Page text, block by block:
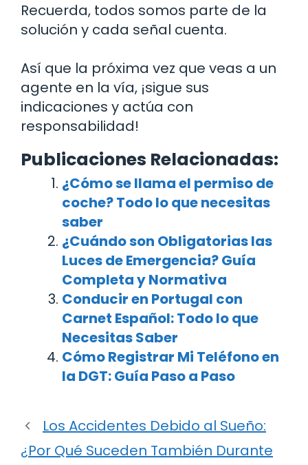
Recuerda, todos somos parte de la
solución y cada señal cuenta.
Así que la próxima vez que veas a un
agente en la vía, ¡sigue sus
indicaciones y actúa con
responsabilidad!
Publicaciones Relacionadas:
¿Cómo se llama el permiso de
coche? Todo lo que necesitas
saber
¿Cuándo son Obligatorias las
Luces de Emergencia? Guía
Completa y Normativa
Conducir en Portugal con
Carnet Español: Todo lo que
Necesitas Saber
Cómo Registrar Mi Teléfono en
la DGT: Guía Paso a Paso
Los Accidentes Debido al Sueño:
¿Por Qué Suceden También Durante